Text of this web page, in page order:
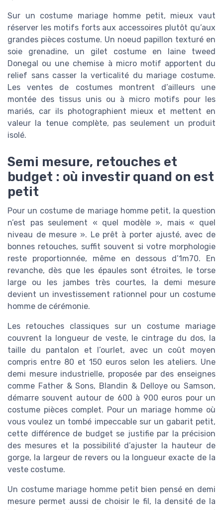
Sur un costume mariage homme petit, mieux vaut
réserver les motifs forts aux accessoires plutôt qu’aux
grandes pièces costume. Un noeud papillon texturé en
soie grenadine, un gilet costume en laine tweed
Donegal ou une chemise à micro motif apportent du
relief sans casser la verticalité du mariage costume.
Les ventes de costumes montrent d’ailleurs une
montée des tissus unis ou à micro motifs pour les
mariés, car ils photographient mieux et mettent en
valeur la tenue complète, pas seulement un produit
isolé.
Semi mesure, retouches et
budget : où investir quand on est
petit
Pour un costume de mariage homme petit, la question
n’est pas seulement « quel modèle », mais « quel
niveau de mesure ». Le prêt à porter ajusté, avec de
bonnes retouches, suffit souvent si votre morphologie
reste proportionnée, même en dessous d’1m70. En
revanche, dès que les épaules sont étroites, le torse
large ou les jambes très courtes, la demi mesure
devient un investissement rationnel pour un costume
homme de cérémonie.
Les retouches classiques sur un costume mariage
couvrent la longueur de veste, le cintrage du dos, la
taille du pantalon et l’ourlet, avec un coût moyen
compris entre 80 et 150 euros selon les ateliers. Une
demi mesure industrielle, proposée par des enseignes
comme Father & Sons, Blandin & Delloye ou Samson,
démarre souvent autour de 600 à 900 euros pour un
costume pièces complet. Pour un mariage homme où
vous voulez un tombé impeccable sur un gabarit petit,
cette différence de budget se justifie par la précision
des mesures et la possibilité d’ajuster la hauteur de
gorge, la largeur de revers ou la longueur exacte de la
veste costume.
Un costume mariage homme petit bien pensé en demi
mesure permet aussi de choisir le fil, la densité de la